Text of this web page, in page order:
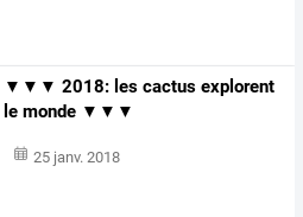
▼▼▼ 2018: les cactus explorent
le monde ▼▼▼
25 janv. 2018